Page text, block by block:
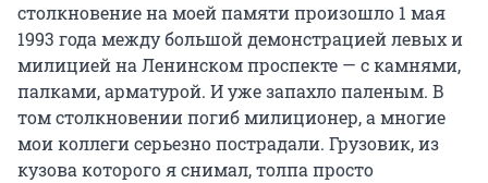
столкновение на моей памяти произошло 1 мая
1993 года между большой демонстрацией левых и
милицией на Ленинском проспекте — с камнями,
палками, арматурой. И уже запахло паленым. В
том столкновении погиб милиционер, а многие
мои коллеги серьезно пострадали. Грузовик, из
кузова которого я снимал, толпа просто